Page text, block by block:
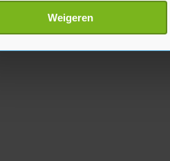
meer over hoe uw persoonlijke
op elk moment wijzigen of
Weigeren